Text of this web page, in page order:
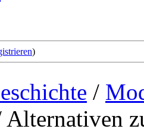
)
/
Alternativen